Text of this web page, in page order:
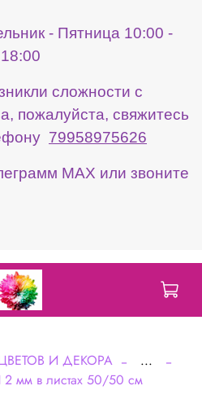
- Пятница 10:00 -
18:00
сложности с
пожалуйста, свяжитесь
79958975626
МАХ или звоните
И ДЕКОРА
...
в листах 50/50 см